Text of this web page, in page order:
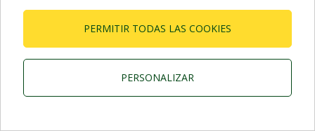
PERMITIR TODAS LAS COOKIES
PERSONALIZAR